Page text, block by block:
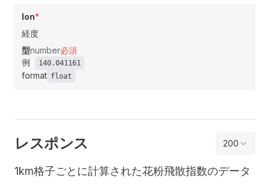
lon*
経度
型number必須
例
140.041161
format float
レスポンス 200
1km格子ごとに計算された花粉飛散指数のデータ